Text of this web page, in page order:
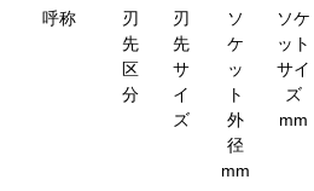
呼称
刃
先
区
分
刃
先
サ
イ
ズ
ソ
ケ
ッ
ト
外
径
mm
ソケ
ット
サイ
ズ
mm